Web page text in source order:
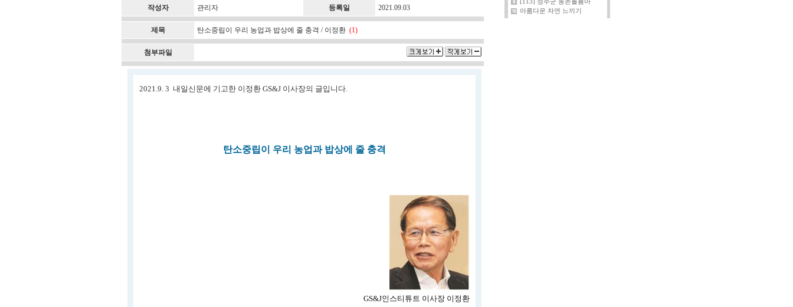
아름다운 자연 느끼기
작성자 관리자 등록일 2021.09.03
제목 탄소중립이 우리 농업과 밥상에 줄 충격 / 이정환 (1)
첨부파일
2021.9. 3 내일신문에 기고한 이정환 GS&J 이사장의 글입니다.
탄소중립이 우리 농업과 밥상에 줄 충격
GS&J인스티튜트 이사장 이정환